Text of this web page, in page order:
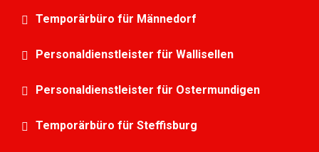
Temporärbüro für Männedorf
Personaldienstleister für Wallisellen
Personaldienstleister für Ostermundigen
Temporärbüro für Steffisburg